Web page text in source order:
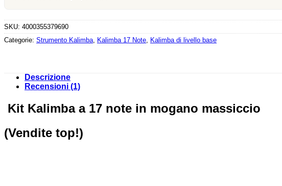
SKU: 4000355379690
Categorie: Strumento Kalimba Kalimba 17 Note Kalimba di livello base
Descrizione
Recensioni (1)
Kit Kalimba a 17 note in mogano massiccio
(Vendite top!)